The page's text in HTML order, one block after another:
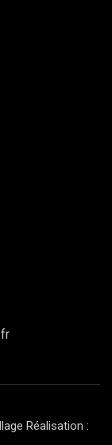
Réalisation :